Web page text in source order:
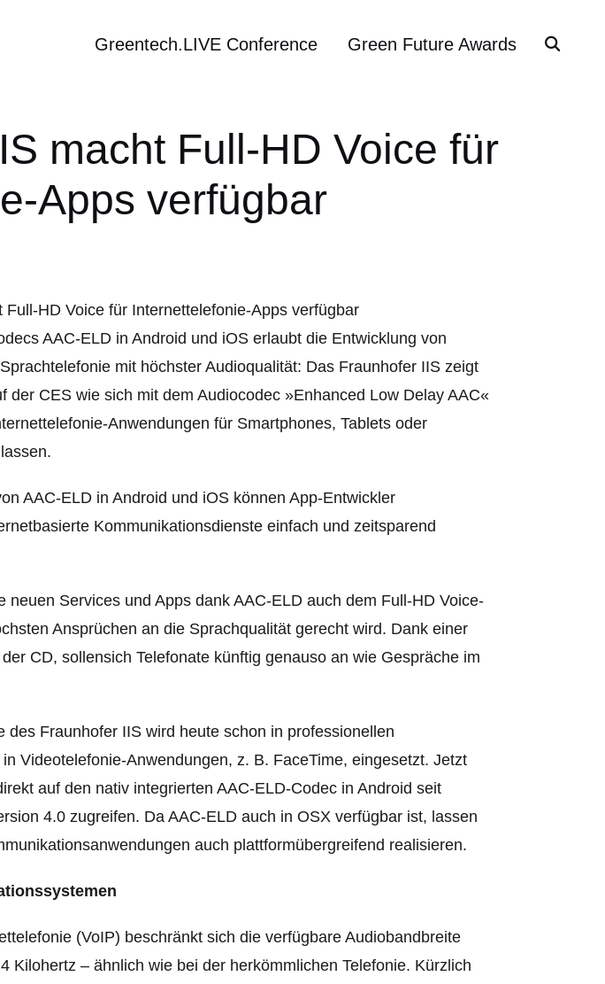
Greentech.LIVE Conference Green Future Awards
macht Full-HD Voice für
Apps verfügbar
AAC-ELD in Android und iOS erlaubt die Entwicklung von
mit höchster Audioqualität: Das Fraunhofer IIS zeigt
der CES wie sich mit dem Audiocodec »Enhanced Low Delay AAC«
Anwendungen für Smartphones, Tablets oder
AAC-ELD in Android und iOS können App-Entwickler
Kommunikationsdienste einfach und zeitsparend
neuen Services und Apps dank AAC-ELD auch dem Full-HD Voice-
Ansprüchen an die Sprachqualität gerecht wird. Dank einer
CD, sollensich Telefonate künftig genauso an wie Gespräche im
des Fraunhofer IIS wird heute schon in professionellen
Videotelefonie-Anwendungen, z. B. FaceTime, eingesetzt. Jetzt
auf den nativ integrierten AAC-ELD-Codec in Android seit
4.0 zugreifen. Da AAC-ELD auch in OSX verfügbar ist, lassen
auch plattformübergreifend realisieren.
(VoIP) beschränkt sich die verfügbare Audiobandbreite
Kilohertz – ähnlich wie bei der herkömmlichen Telefonie. Kürzlich